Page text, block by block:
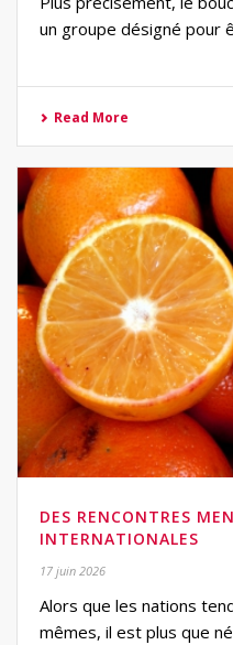
un groupe désigné pour
Read More
DES RENCONTRES
INTERNATIONALES
17 juin 2026
Alors que les nations
mêmes, il est plus que